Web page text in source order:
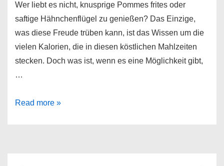
Wer liebt es nicht, knusprige Pommes frites oder
saftige Hähnchenflügel zu genießen? Das Einzige,
was diese Freude trüben kann, ist das Wissen um die
vielen Kalorien, die in diesen köstlichen Mahlzeiten
stecken. Doch was ist, wenn es eine Möglichkeit gibt,
…
NINJA
Read more »